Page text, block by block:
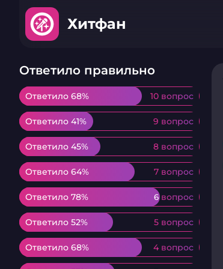
Хитфан
Ответило правильно
Ответило 68% 10 вопрос
Ответило 68% 10 вопрос
Ответило 41% 9 вопрос
Ответило 41% 9 вопрос
Ответило 45% 8 вопрос
Ответило 45% 8 вопрос
Ответило 64% 7 вопрос
Ответило 64% 7 вопрос
Ответило 78% 6 вопрос
Ответило 78% 6 вопрос
Ответило 52% 5 вопрос
Ответило 52% 5 вопрос
Ответило 68% 4 вопрос
Ответило 68% 4 вопрос